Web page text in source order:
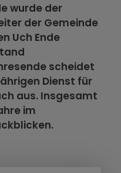
wurde der
der Gemeinde
Uch Ende
scheidet
Dienst für
aus. Insgesamt
im